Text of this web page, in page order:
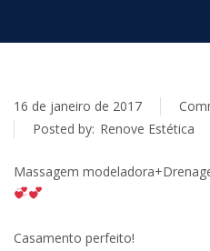
16 de janeiro de 2017
Posted by: Renove Estética
Massagem
Casamento perfeito!